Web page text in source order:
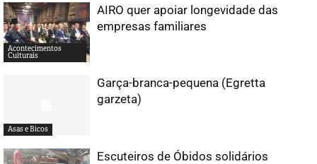
Acontecimentos
Culturais
AIRO quer apoiar longevidade das
empresas familiares
Asas e Bicos
Garça-branca-pequena (Egretta
garzeta)
Escuteiros de Óbidos solidários